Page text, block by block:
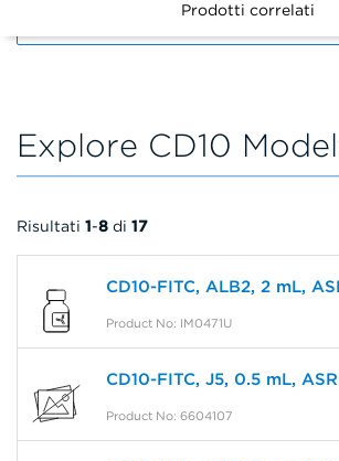
Prodotti correlati
Explore CD10
Risultati 1-8 di 17
CD10-FITC, ALB2, 2 mL,
Product No: IM0471U
CD10-FITC, J5, 0.5 mL, ASR
Product No: 6604107